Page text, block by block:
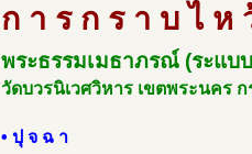
ก า ร ก ร า บ ไ ห
พระธรรมเมธาภรณ์ (ระแ
วัดบวรนิเวศวิหาร เขตพระนคร
• ปุ จ ฉ า